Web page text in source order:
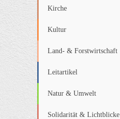
Kirche
Kultur
Land- & Forstwirtschaft
Leitartikel
Natur & Umwelt
Solidarität & Lichtblicke